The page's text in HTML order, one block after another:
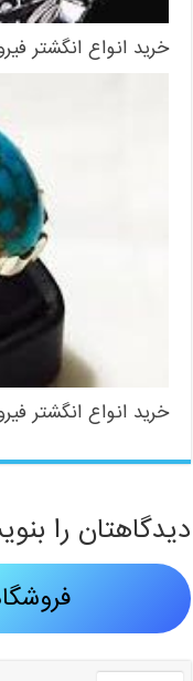
خرید انواع انگشتر
خرید انواع انگشتر
دیدگاهتان را